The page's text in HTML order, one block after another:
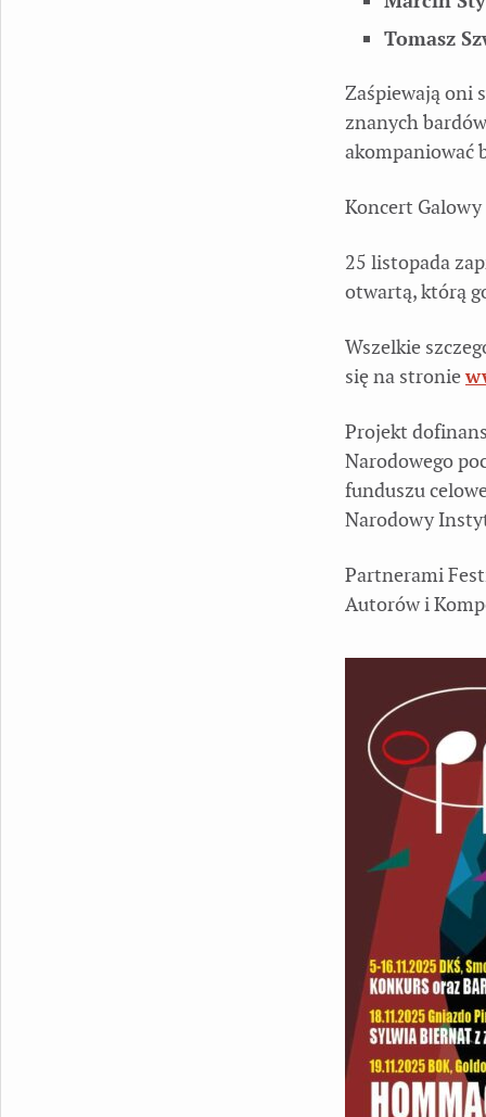
Tomasz
Zaśpiewają oni
znanych
akompaniować
Koncert
25 listopada
otwartą, którą
Wszelkie
się na stronie
Projekt
Narodowego
funduszu
Narodowy
Partnerami
Autorów i